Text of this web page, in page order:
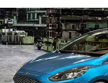
oraz
możliwe
rozwiązania?
Przeczytaj
nasz